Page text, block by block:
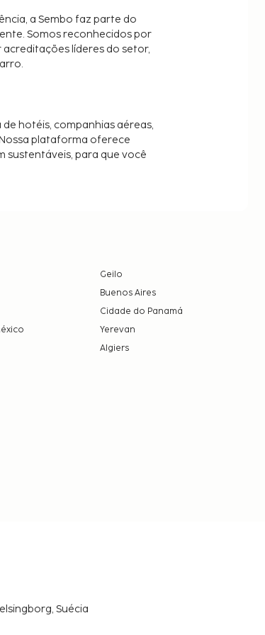
a Sembo faz parte do
Somos reconhecidos por
líderes do setor,
hotéis, companhias aéreas,
plataforma oferece
sustentáveis, para que você
Geilo
Buenos Aires
Cidade do Panamá
Yerevan
Algiers
Suécia